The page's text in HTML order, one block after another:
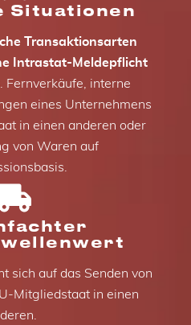
Situationen
Transaktionsarten
Intrastat-Meldepflicht
Fernverkäufe, interne
eines Unternehmens
in einen anderen oder
von Waren auf
sich auf das Senden von
Mitgliedstaat in einen